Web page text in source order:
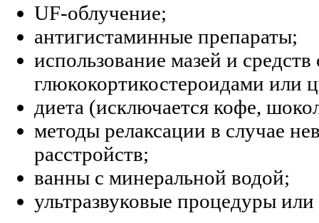
UF­-облучение;
антигистаминные препараты;
использование мазей и средств
глюкокортикостероидами или
диета (исключается кофе,
методы релаксации в случае
расстройств;
ванны с минеральной водой;
ультразвуковые процедуры